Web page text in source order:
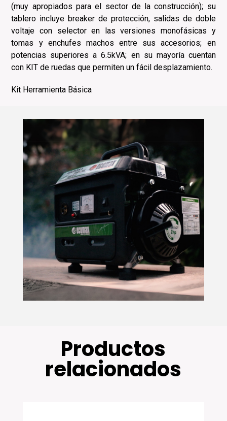
(muy apropiados para el sector de la construcción); su
tablero incluye breaker de protección, salidas de doble
voltaje con selector en las versiones monofásicas y
tomas y enchufes machos entre sus accesorios; en
potencias superiores a 6.5kVA; en su mayoría cuentan
con KIT de ruedas que permiten un fácil desplazamiento.
Kit Herramienta Básica
Productos
relacionados